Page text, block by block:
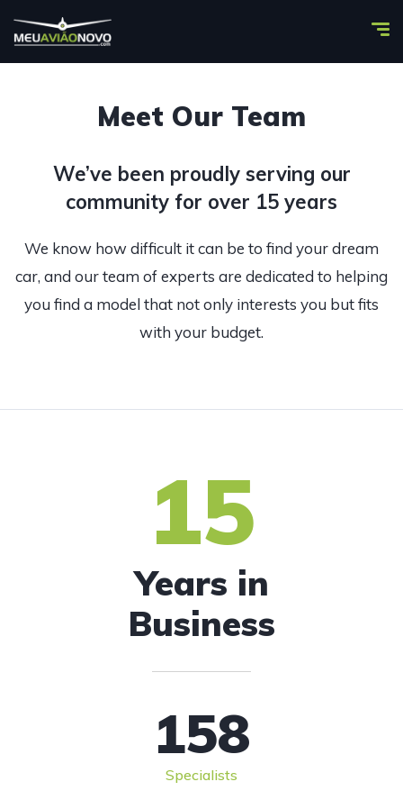
Meet Our Team
We’ve been proudly serving our
community for over 15 years
We know how difficult it can be to find your dream
car, and our team of experts are dedicated to helping
you find a model that not only interests you but fits
with your budget.
15
Years in
Business
Specialists
158